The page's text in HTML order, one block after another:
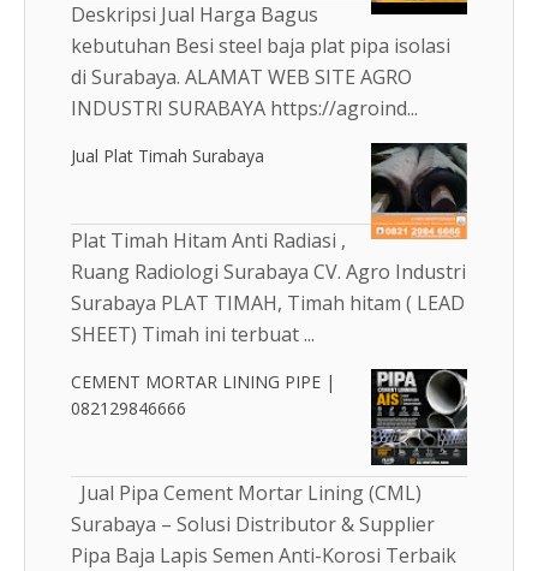
Deskripsi Jual Harga Bagus
kebutuhan Besi steel baja plat pipa isolasi
di Surabaya. ALAMAT WEB SITE AGRO
INDUSTRI SURABAYA https://agroind...
Jual Plat Timah Surabaya
Plat Timah Hitam Anti Radiasi ,
Ruang Radiologi Surabaya CV. Agro Industri
Surabaya PLAT TIMAH, Timah hitam ( LEAD
SHEET) Timah ini terbuat ...
CEMENT MORTAR LINING PIPE |
082129846666
Jual Pipa Cement Mortar Lining (CML)
Surabaya – Solusi Distributor & Supplier
Pipa Baja Lapis Semen Anti-Korosi Terbaik